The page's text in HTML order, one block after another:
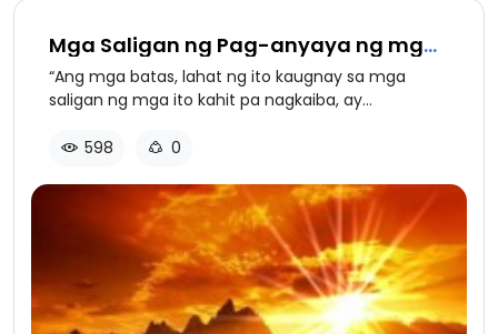
Mga Saligan ng Pag-anyaya ng mga
Sugo
“Ang mga batas, lahat ng ito kaugnay sa mga
saligan ng mga ito kahit pa nagkaiba, ay
ito sa mga isip. Kung sakaling ipinatungkol ang mga
lalabas ang mga ito sa katwiran, kapakanan at
598 0